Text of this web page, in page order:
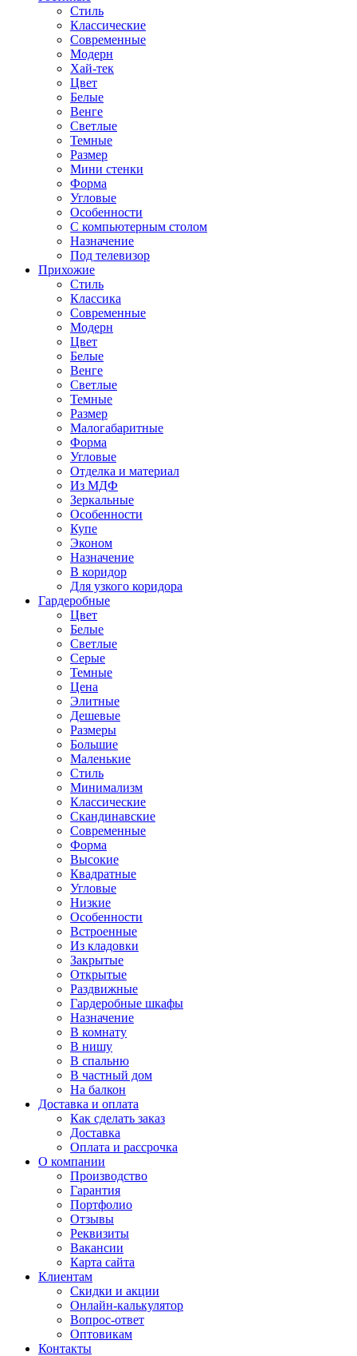
Стиль
Классические
Современные
Модерн
Хай-тек
Цвет
Белые
Венге
Светлые
Темные
Размер
Мини стенки
Форма
Угловые
Особенности
С компьютерным столом
Назначение
Под телевизор
Прихожие
Стиль
Классика
Современные
Модерн
Цвет
Белые
Венге
Светлые
Темные
Размер
Малогабаритные
Форма
Угловые
Отделка и материал
Из МДФ
Зеркальные
Особенности
Купе
Эконом
Назначение
В коридор
Для узкого коридора
Гардеробные
Цвет
Белые
Светлые
Серые
Темные
Цена
Элитные
Дешевые
Размеры
Большие
Маленькие
Стиль
Минимализм
Классические
Скандинавские
Современные
Форма
Высокие
Квадратные
Угловые
Низкие
Особенности
Встроенные
Из кладовки
Закрытые
Открытые
Раздвижные
Гардеробные шкафы
Назначение
В комнату
В нишу
В спальню
В частный дом
На балкон
Доставка и оплата
Как сделать заказ
Доставка
Оплата и рассрочка
О компании
Производство
Гарантия
Портфолио
Отзывы
Реквизиты
Вакансии
Карта сайта
Клиентам
Скидки и акции
Онлайн-калькулятор
Вопрос-ответ
Оптовикам
Контакты